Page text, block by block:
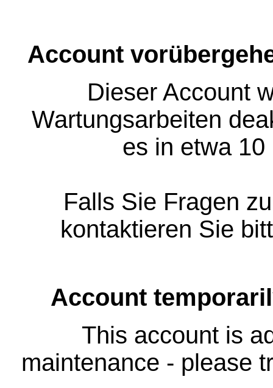
Account
Dieser Account
Wartungsarbeiten
es in etwa
Falls Sie Fragen
kontaktieren Sie
Account
This account is
maintenance - please